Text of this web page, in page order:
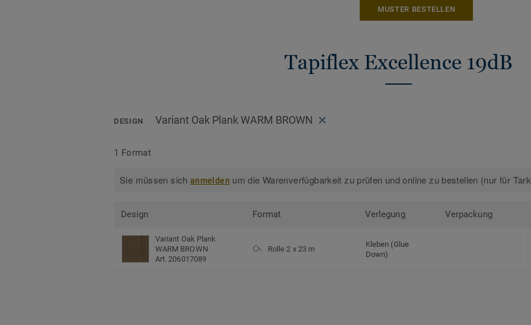
MUSTER BESTELLEN
Tapiflex Excellence 19dB
DESIGN Variant Oak Plank WARM BROWN
1 Format
Sie müssen sichanmelden um die Warenverfügbarkeit zu prüfen und online zu bestellen (nur für
Design Format Verlegung Verpackung
Variant Oak Plank
WARM BROWN
Art. 206017089
Rolle 2 x 23 m
Kleben (Glue
Down)